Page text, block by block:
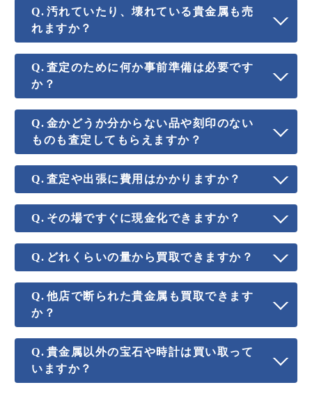
汚れていたり、壊れている貴金属も売
れますか？
査定のために何か事前準備は必要です
か？
金かどうか分からない品や刻印のない
ものも査定してもらえますか？
査定や出張に費用はかかりますか？
その場ですぐに現金化できますか？
どれくらいの量から買取できますか？
他店で断られた貴金属も買取できます
か？
貴金属以外の宝石や時計は買い取って
いますか？